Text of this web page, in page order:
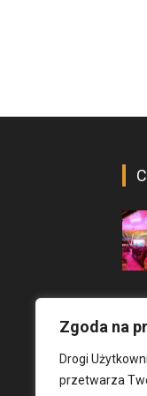
Zgoda na
Drogi
przetwarza